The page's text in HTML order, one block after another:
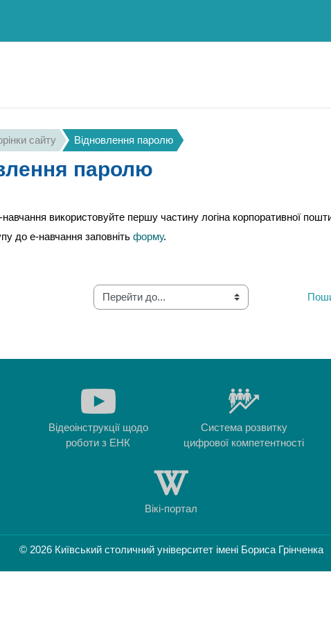
сайту Відновлення паролю
паролю
використовуйте першу частину логіна корпоративної
до е-навчання заповніть форму.
Перейти до...
Відеоінструкції щодо
роботи з ЕНК
Система розвитку
цифрової компетентності
Вікі-портал
© 2026 Київський столичний університет імені Бориса Грінченка